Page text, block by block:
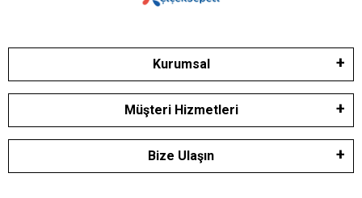
Kurumsal
Müşteri Hizmetleri
Bize Ulaşın